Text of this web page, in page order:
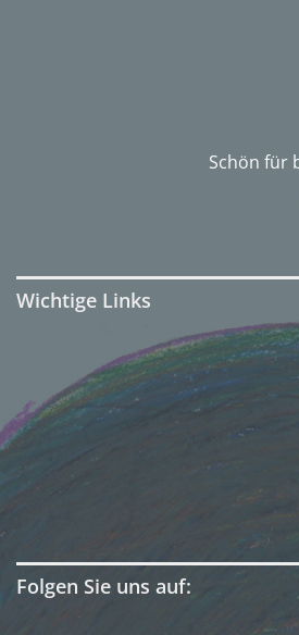
Schön für
Wichtige Links
Folgen Sie uns auf: